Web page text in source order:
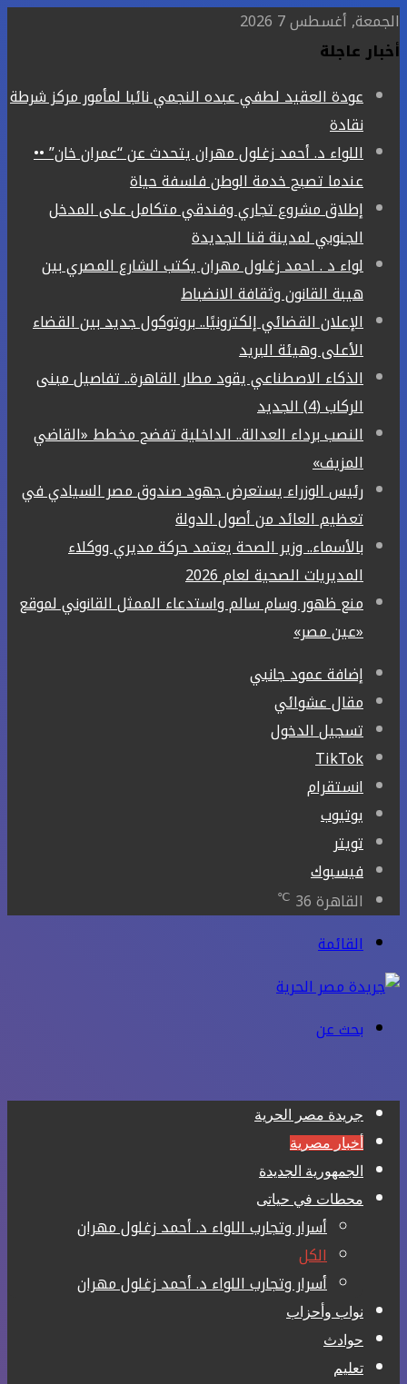
الجمعة, أغسطس 7 2026
أخبار عاجلة
عودة العقيد لطفي عبده النجمي نائبا لمأمور مركز شرطة
نقادة
اللواء د. أحمد زغلول مهران يتحدث عن “عمران خان” ••
عندما تصبح خدمة الوطن فلسفة حياة
إطلاق مشروع تجاري وفندقي متكامل على المدخل
الجنوبي لمدينة قنا الجديدة
لواء د . احمد زغلول مهران يكتب الشارع المصري بين
هيبة القانون وثقافة الانضباط
الإعلان القضائي إلكترونيًا.. بروتوكول جديد بين القضاء
الأعلى وهيئة البريد
الذكاء الاصطناعي يقود مطار القاهرة.. تفاصيل مبنى
الركاب (4) الجديد
النصب برداء العدالة.. الداخلية تفضح مخطط «القاضي
المزيف»
رئيس الوزراء يستعرض جهود صندوق مصر السيادي في
تعظيم العائد من أصول الدولة
بالأسماء.. وزير الصحة يعتمد حركة مديري ووكلاء
المديريات الصحية لعام 2026
منع ظهور وسام سالم واستدعاء الممثل القانوني لموقع
«عين مصر»
إضافة عمود جانبي
مقال عشوائي
تسجيل الدخول
‫TikTok
انستقرام
يوتيوب
تويتر
فيسبوك
القاهرة36
℃
القائمة
بحث عن
جريدة مصر الحرية
أخبار مصرية
الجمهورية الجديدة
محطات في حياتى
أسرار وتجارب اللواء د. أحمد زغلول مهران
الكل
أسرار وتجارب اللواء د. أحمد زغلول مهران
نواب وأحزاب
حوادث
تعليم